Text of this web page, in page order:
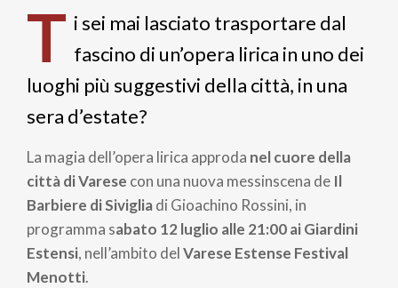
di
pane
T i sei mai lasciato trasportare dal
fascino di un’opera lirica in uno dei
luoghi più suggestivi della città, in una
sera d’estate?
La magia dell’opera lirica approda nel cuore della
città di Varese con una nuova messinscena de Il
Barbiere di Sivigliadi Gioachino Rossini, in
programma sabato 12 luglio alle 21:00 ai Giardini
Estensi, nell’ambito delVarese Estense Festival
Menotti.